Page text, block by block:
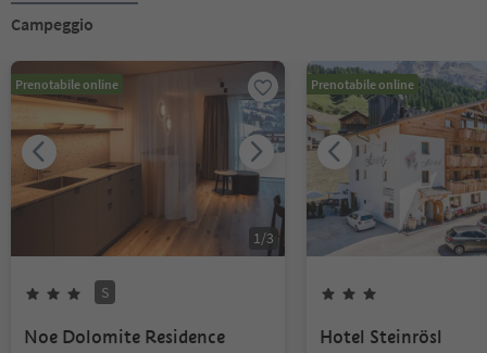
Campeggio
Prenotabile online
1 /3
S
Noe Dolomite Residence
Prenotabile online
Hotel Steinrösl